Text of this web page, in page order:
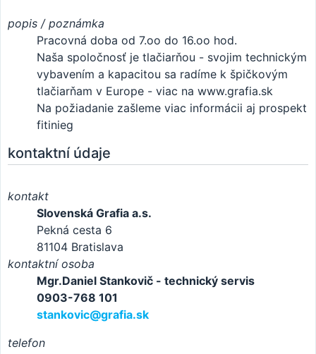
popis / poznámka
Pracovná doba od 7.oo do 16.oo hod.
Naša spoločnosť je tlačiarňou - svojim technickým
vybavením a kapacitou sa radíme k špičkovým
tlačiarňam v Europe - viac na www.grafia.sk
Na požiadanie zašleme viac informácii aj prospekt
fitinieg
kontaktní údaje
kontakt
Slovenská Grafia a.s.
Pekná cesta 6
81104 Bratislava
kontaktní osoba
Mgr.Daniel Stankovič - technický servis
0903-768 101
stankovic@grafia.sk
telefon